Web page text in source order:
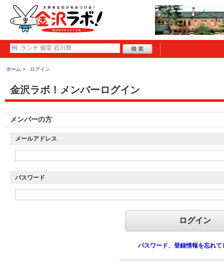
ホーム ログイン
金沢ラボ！メンバーログイン
メンバーの方
メールアドレス
パスワード
パスワード、登録情報を忘れて